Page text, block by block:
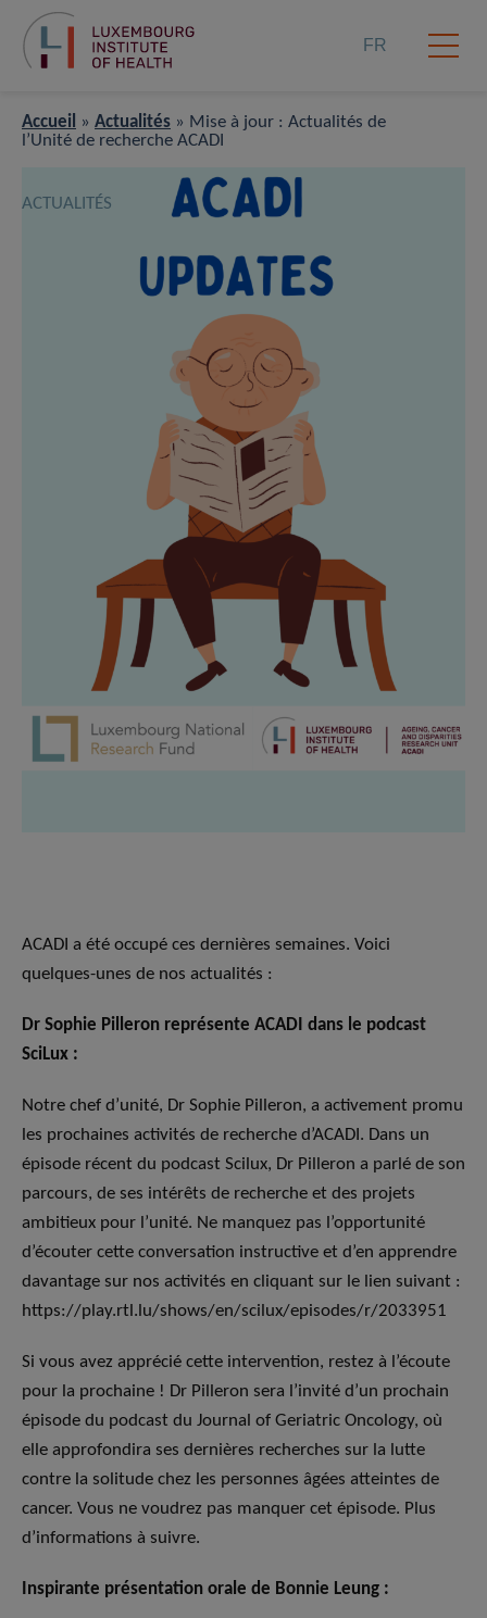
FR
Accueil » Actualités » Mise à jour : Actualités de
l’Unité de recherche ACADI
ACTUALITÉS
ACADI a été occupé ces dernières semaines. Voici
quelques-unes de nos actualités :
Dr Sophie Pilleron représente ACADI dans le podcast
SciLux :
Notre chef d’unité, Dr Sophie Pilleron, a activement promu
les prochaines activités de recherche d’ACADI. Dans un
épisode récent du podcast Scilux, Dr Pilleron a parlé de son
parcours, de ses intérêts de recherche et des projets
ambitieux pour l’unité. Ne manquez pas l’opportunité
d’écouter cette conversation instructive et d’en apprendre
davantage sur nos activités en cliquant sur le lien suivant :
https://play.rtl.lu/shows/en/scilux/episodes/r/2033951
Si vous avez apprécié cette intervention, restez à l’écoute
pour la prochaine ! Dr Pilleron sera l’invité d’un prochain
épisode du podcast du Journal of Geriatric Oncology, où
elle approfondira ses dernières recherches sur la lutte
contre la solitude chez les personnes âgées atteintes de
cancer. Vous ne voudrez pas manquer cet épisode. Plus
d’informations à suivre.
Inspirante présentation orale de Bonnie Leung :